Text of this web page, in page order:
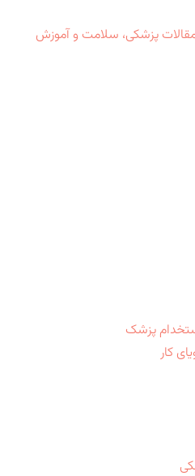
پزشکی، سلامت و آموزش
پزشک
کار